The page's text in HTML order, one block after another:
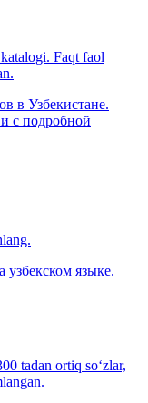
Faqt faol
в Узбекистане.
с подробной
узбекском языке.
tadan ortiq so‘zlar,